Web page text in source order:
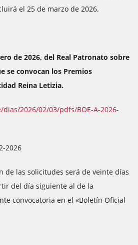
el 25 de marzo de 2026.
de 2026, del Real Patronato sobre
se convocan los Premios
Reina Letizia.
2026/02/03/pdfs/BOE-A-2026-
2026
de las solicitudes será de veinte días
del día siguiente al de la
convocatoria en el «Boletín Oficial